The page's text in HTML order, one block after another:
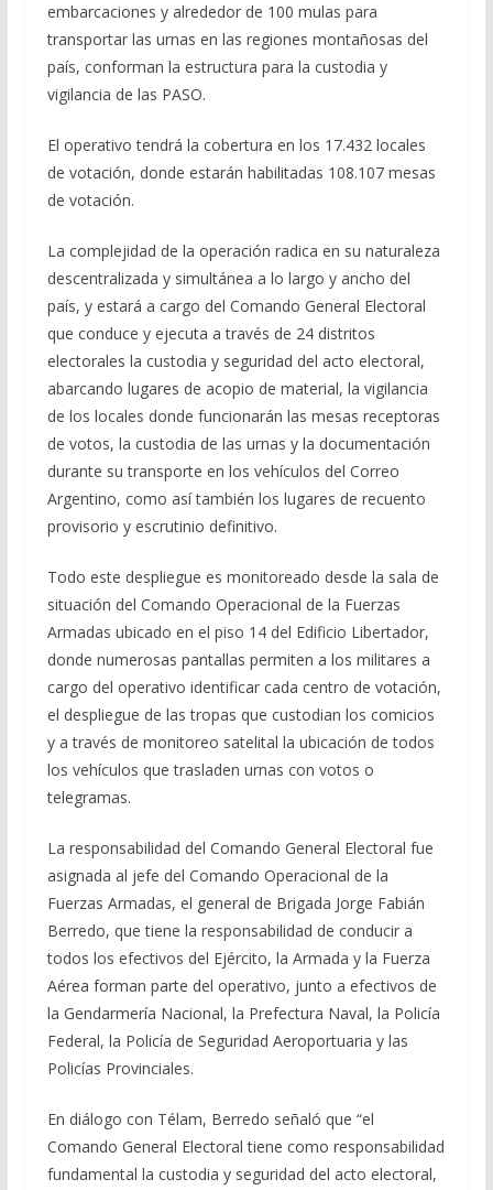
embarcaciones y alrededor de 100 mulas para
transportar las urnas en las regiones montañosas del
país, conforman la estructura para la custodia y
vigilancia de las PASO.
El operativo tendrá la cobertura en los 17.432 locales
de votación, donde estarán habilitadas 108.107 mesas
de votación.
La complejidad de la operación radica en su naturaleza
descentralizada y simultánea a lo largo y ancho del
país, y estará a cargo del Comando General Electoral
que conduce y ejecuta a través de 24 distritos
electorales la custodia y seguridad del acto electoral,
abarcando lugares de acopio de material, la vigilancia
de los locales donde funcionarán las mesas receptoras
de votos, la custodia de las urnas y la documentación
durante su transporte en los vehículos del Correo
Argentino, como así también los lugares de recuento
provisorio y escrutinio definitivo.
Todo este despliegue es monitoreado desde la sala de
situación del Comando Operacional de la Fuerzas
Armadas ubicado en el piso 14 del Edificio Libertador,
donde numerosas pantallas permiten a los militares a
cargo del operativo identificar cada centro de votación,
el despliegue de las tropas que custodian los comicios
y a través de monitoreo satelital la ubicación de todos
los vehículos que trasladen urnas con votos o
telegramas.
La responsabilidad del Comando General Electoral fue
asignada al jefe del Comando Operacional de la
Fuerzas Armadas, el general de Brigada Jorge Fabián
Berredo, que tiene la responsabilidad de conducir a
todos los efectivos del Ejército, la Armada y la Fuerza
Aérea forman parte del operativo, junto a efectivos de
la Gendarmería Nacional, la Prefectura Naval, la Policía
Federal, la Policía de Seguridad Aeroportuaria y las
Policías Provinciales.
En diálogo con Télam, Berredo señaló que “el
Comando General Electoral tiene como responsabilidad
fundamental la custodia y seguridad del acto electoral,